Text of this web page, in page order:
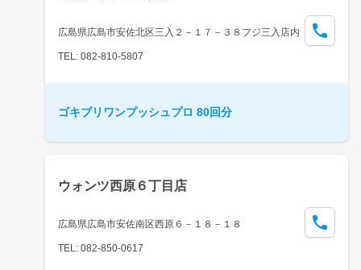
広島県広島市安佐北区三入２－１７－３８フジ三入店内
TEL: 082-810-5807
ゴキブリワンプッシュプロ 80回分
ウォンツ西原６丁目店
広島県広島市安佐南区西原６－１８－１８
TEL: 082-850-0617